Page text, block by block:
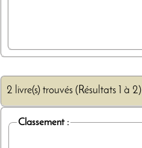
2 livre(s) trouvés (Résultats 1 à 2)
Classement :